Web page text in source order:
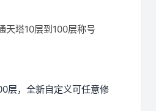
天塔10层到100层称号
层，全新自定义可任意修